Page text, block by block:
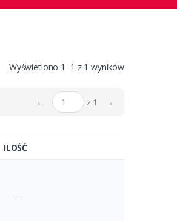
Wyświetlono 1–1 z 1 wyników
← z 1 →
ILOŚĆ
–